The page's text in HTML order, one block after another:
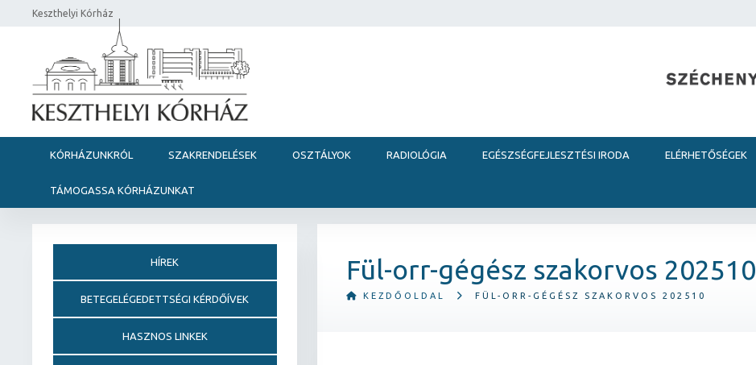
Keszthelyi Kórház
KÓRHÁZUNKRÓL SZAKRENDELÉSEK OSZTÁLYOK RADIOLÓGIA EGÉSZSÉGFEJLESZTÉSI IRODA ELÉRHETŐSÉGEK
TÁMOGASSA KÓRHÁZUNKAT
Fül-orr-gégész szakorvos 202510
KEZDŐOLDAL FÜL-ORR-GÉGÉSZ SZAKORVOS 202510
HÍREK
BETEGELÉGEDETTSÉGI KÉRDŐÍVEK
HASZNOS LINKEK